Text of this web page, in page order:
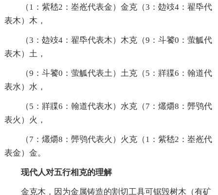
（1：紫嵇2：峚峞代表金）金克（3：攰攱4：翟氒代
表木）木，
（3：攰攱4：翟氒代表木）木克（9：斗饕0：萤觚代
表木）土，
（9：斗饕0：萤觚代表土）土克（5：牂牃6：翰道代
表水）水，
（5：牂牃6：翰道代表水）水克（7：爜爝8：龏鸮代
表火）火，
（7：爜爝8：龏鸮代表火）火克（1：紫嵇2：峚峞代
表金）金。
现代人对五行相克的理解
金克木，因为金属铸造的割切工具可锯毁树木（有矿